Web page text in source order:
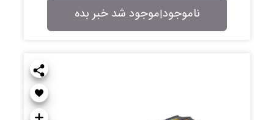
ناموجود|موجود شد خبر بده